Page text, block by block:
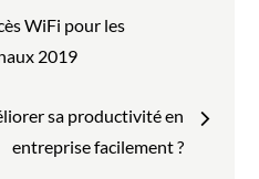
WiFi pour les
2019
sa productivité en
entreprise facilement ?